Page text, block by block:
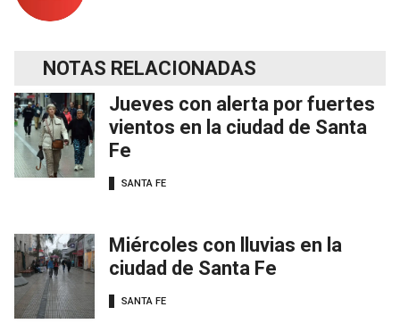
NOTAS RELACIONADAS
Jueves con alerta por fuertes
vientos en la ciudad de Santa
Fe
SANTA FE
Miércoles con lluvias en la
ciudad de Santa Fe
SANTA FE